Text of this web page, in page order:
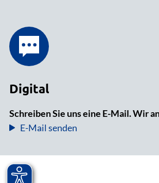
Digital
Schreiben Sie uns eine E-Mail. Wir
E-Mail senden